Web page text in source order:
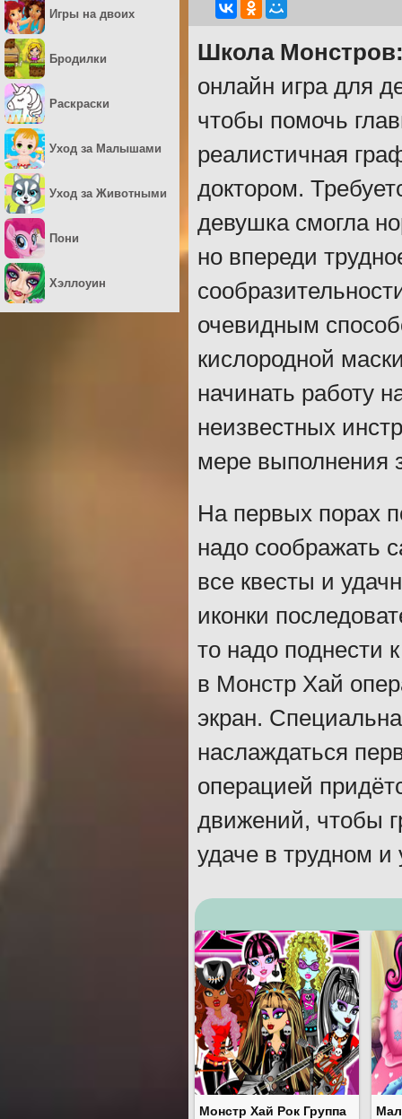
Школа
онлайн игра для
чтобы помочь
реалистичная
доктором.
девушка смогла
но впереди
очевидным
кислородной
начинать работу
неизвестных
мере выполнения
На первых порах
надо соображать
все квесты и
иконки
то надо поднести
в Монстр Хай
экран.
наслаждаться
операцией
движений, чтобы
удаче в трудном и
Монстр Хай Рок Группа
Игры на двоих
Бродилки
Раскраски
Уход за Малышами
Уход за Животными
Пони
Хэллоуин